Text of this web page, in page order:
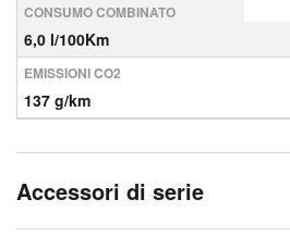
CONSUMO COMBINATO
6,0 l/100Km
EMISSIONI CO2
137 g/km
Accessori di serie